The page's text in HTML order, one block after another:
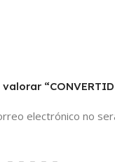
electrónico no